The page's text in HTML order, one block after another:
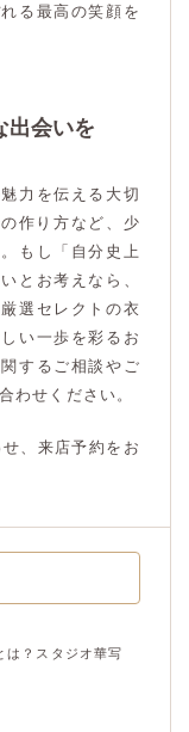
る最高の笑顔を
出会いを
力を伝える大切
作り方など、少
もし「自分史上
とお考えなら、
選セレクトの衣
い一歩を彩るお
するご相談やご
わせください。
、来店予約をお
は？スタジオ華写